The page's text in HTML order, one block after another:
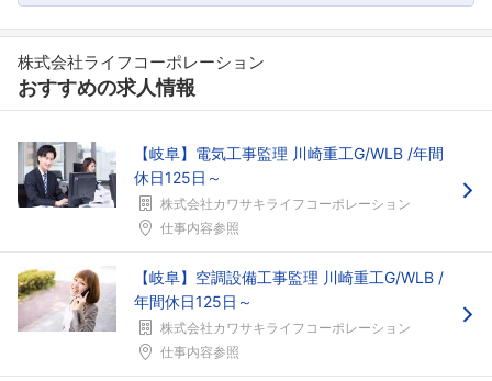
株式会社ライフコーポレーション
おすすめの求人情報
【岐阜】電気工事監理 川崎重工G/WLB /年間
休日125日～
株式会社カワサキライフコーポレーション
仕事内容参照
【岐阜】空調設備工事監理 川崎重工G/WLB /
年間休日125日～
株式会社カワサキライフコーポレーション
仕事内容参照